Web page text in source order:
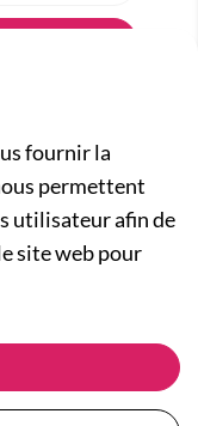
fournir la
permettent
utilisateur afin de
site web pour